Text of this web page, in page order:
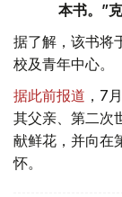
本书。”
据了解，该书将
校及青年中心。
据此前报道 ，7
其父亲、第二次
献鲜花，并向在
怀。